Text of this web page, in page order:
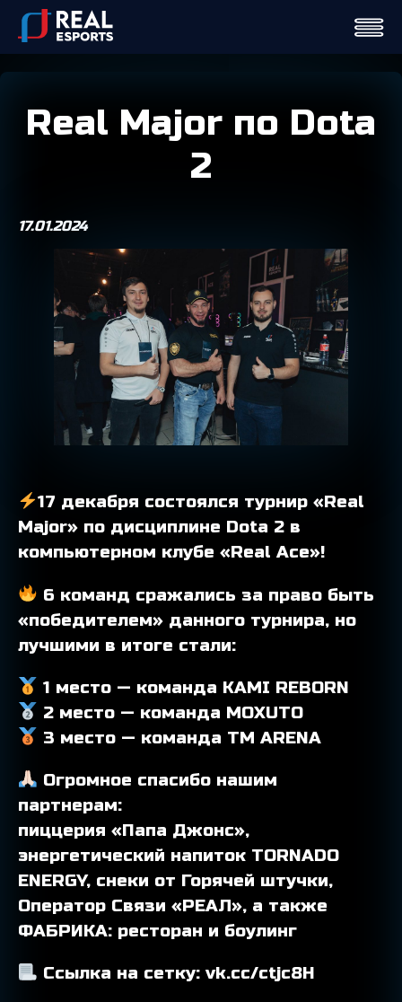
Real Major по Dota
2
17.01.2024
17 декабря состоялся турнир «Real
Major» по дисциплине Dota 2 в
компьютерном клубе «Real Ace»!
6 команд сражались за право быть
«победителем» данного турнира, но
лучшими в итоге стали:
1 место — команда KAMI REBORN
2 место — команда MOXUTO
3 место — команда TM ARENA
Огромное спасибо нашим
партнерам:
пиццерия «Папа Джонс»,
энергетический напиток TORNADO
ENERGY, снеки от Горячей штучки,
Оператор Связи «РЕАЛ», а также
ФАБРИКА: ресторан и боулинг
Ссылка на сетку: vk.cc/ctjc8H